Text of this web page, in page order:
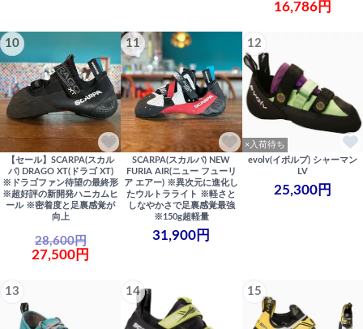
16,786円
10
【セール】SCARPA(スカル
パ) DRAGO XT(ドラゴ XT)
※ドラゴファン待望の最終形
※超好評の新開発ハニカムヒ
ール ※密着度と足裏感覚が
向上
28,600円
27,500円
11
SCARPA(スカルパ) NEW
FURIA AIR(ニュー フューリ
ア エアー) ※異次元に進化し
たウルトラライト ※軽さと
しなやかさで足裏感覚最強
※150g超軽量
31,900円
12
×入荷待ち
evolv(イボルブ) シャーマン
LV
25,300円
13 14 15